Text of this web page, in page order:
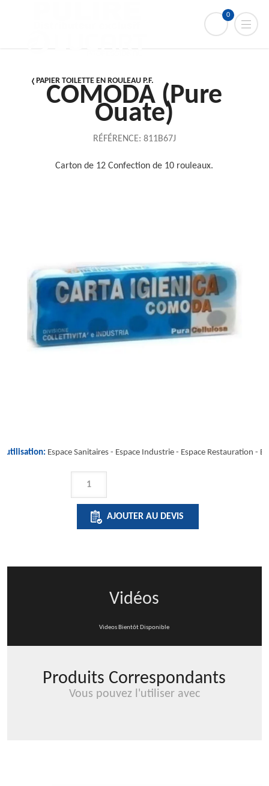
0
PAPIER TOILETTE EN ROULEAU P.F.
COMODA (Pure
Ouate)
RÉFÉRENCE: 811B67J
Carton de 12 Confection de 10 rouleaux.
Espace Sanitaires - Espace Industrie- Espace Restauration -
QUANTITÉ
COMODA
(PURE
AJOUTER AU DEVIS
Vidéos
Videos Bientôt Disponible
Produits Correspondants
Vous pouvez l'utiliser avec